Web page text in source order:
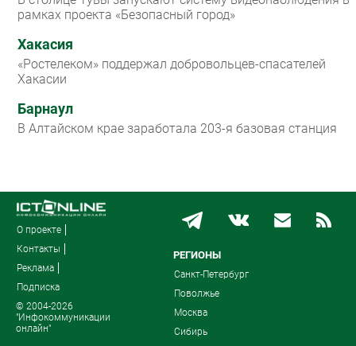
рамках проекта «Безопасный город»
Хакасия
«Ростелеком» поддержал добровольцев-спасателей
Хакасии
Барнаул
В Алтайском крае заработала 203-я базовая станция
О проекте
Контакты
Реклама
Подписка
© 2004-2026
"Инфокоммуникации
онлайн"
РЕГИОНЫ
Санкт-Петербург
Поволжье
Москва
Сибирь